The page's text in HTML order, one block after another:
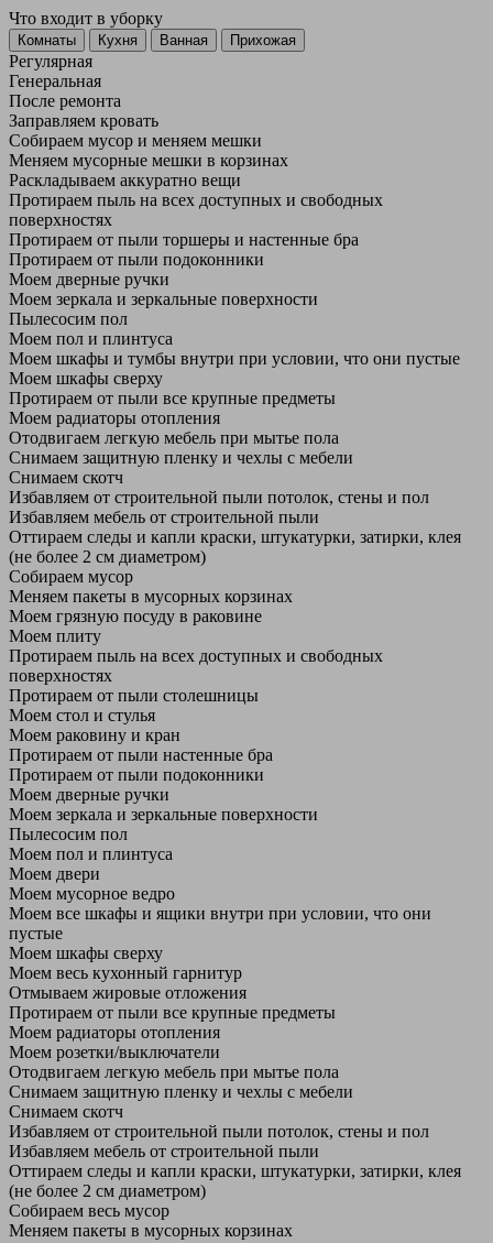
Что входит в уборку
Регу­лярная
Гене­ральная
После ремонта
Заправляем кровать
Собираем мусор и меняем мешки
Меняем мусорные мешки в корзинах
Раскладываем аккуратно вещи
Протираем пыль на всех доступных и свободных
поверхностях
Протираем от пыли торшеры и настенные бра
Протираем от пыли подоконники
Моем дверные ручки
Моем зеркала и зеркальные поверхности
Пылесосим пол
Моем пол и плинтуса
Моем шкафы и тумбы внутри при условии, что они пустые
Моем шкафы сверху
Протираем от пыли все крупные предметы
Моем радиаторы отопления
Отодвигаем легкую мебель при мытье пола
Снимаем защитную пленку и чехлы с мебели
Снимаем скотч
Избавляем от строительной пыли потолок, стены и пол
Избавляем мебель от строительной пыли
Оттираем следы и капли краски, штукатурки, затирки, клея
(не более 2 см диаметром)
Собираем мусор
Меняем пакеты в мусорных корзинах
Моем грязную посуду в раковине
Моем плиту
Протираем пыль на всех доступных и свободных
поверхностях
Протираем от пыли столешницы
Моем стол и стулья
Моем раковину и кран
Протираем от пыли настенные бра
Протираем от пыли подоконники
Моем дверные ручки
Моем зеркала и зеркальные поверхности
Пылесосим пол
Моем пол и плинтуса
Моем двери
Моем мусорное ведро
Моем все шкафы и ящики внутри при условии, что они
пустые
Моем шкафы сверху
Моем весь кухонный гарнитур
Отмываем жировые отложения
Протираем от пыли все крупные предметы
Моем радиаторы отопления
Моем розетки/выключатели
Отодвигаем легкую мебель при мытье пола
Снимаем защитную пленку и чехлы с мебели
Снимаем скотч
Избавляем от строительной пыли потолок, стены и пол
Избавляем мебель от строительной пыли
Оттираем следы и капли краски, штукатурки, затирки, клея
(не более 2 см диаметром)
Собираем весь мусор
Меняем пакеты в мусорных корзинах